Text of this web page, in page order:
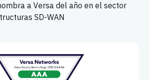
a Versa del año en el sector
SD-WAN